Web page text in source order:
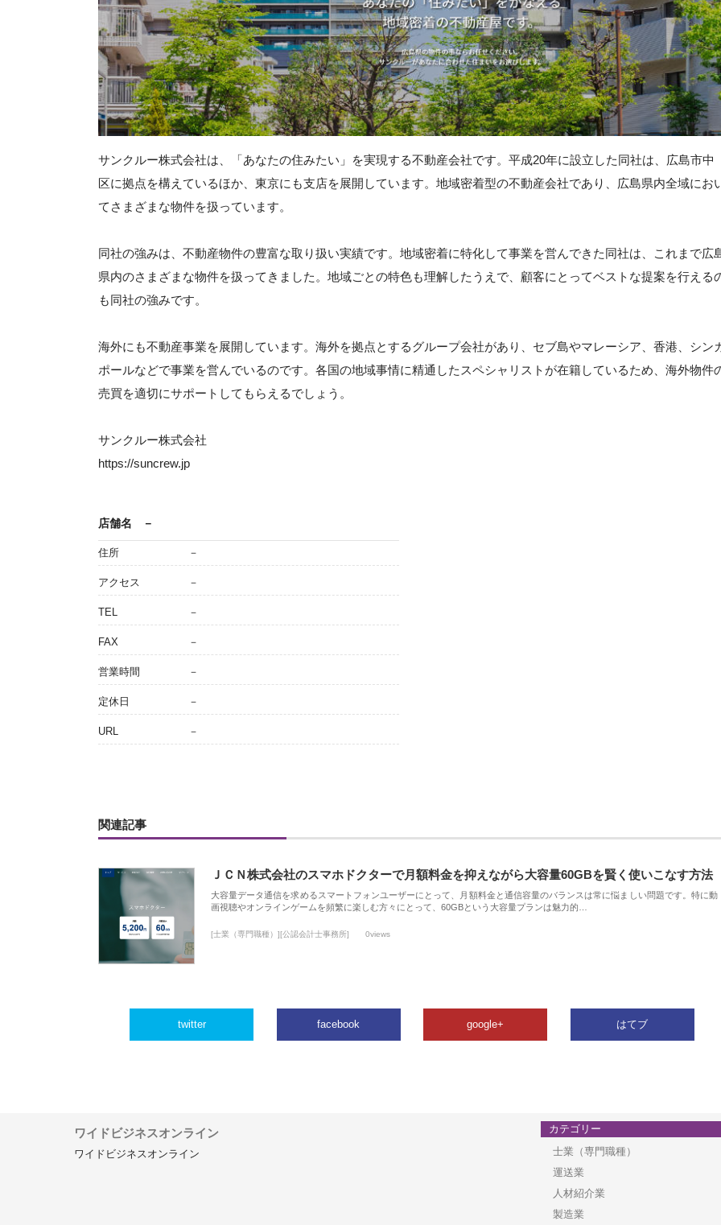
サンクルー株式会社は、「あなたの住みたい」を実現する不動産会社です。平成20年に設立した同社は、広島市中
区に拠点を構えているほか、東京にも支店を展開しています。地域密着型の不動産会社であり、広島県内全域にお
てさまざまな物件を扱っています。
同社の強みは、不動産物件の豊富な取り扱い実績です。地域密着に特化して事業を営んできた同社は、これまで広
県内のさまざまな物件を扱ってきました。地域ごとの特色も理解したうえで、顧客にとってベストな提案を行える
も同社の強みです。
海外にも不動産事業を展開しています。海外を拠点とするグループ会社があり、セブ島やマレーシア、香港、シン
ポールなどで事業を営んでいるのです。各国の地域事情に精通したスペシャリストが在籍しているため、海外物件
売買を適切にサポートしてもらえるでしょう。
サンクルー株式会社
https://suncrew.jp
店舗名 －
住所 －
アクセス －
TEL －
FAX －
営業時間 －
定休日 －
URL －
関連記事
ＪＣＮ株式会社のスマホドクターで月額料金を抑えながら大容量60GBを賢く使いこなす方法
大容量データ通信を求めるスマートフォンユーザーにとって、月額料金と通信容量のバランスは常に悩ましい問題です。特に動
画視聴やオンラインゲームを頻繁に楽しむ方々にとって、60GBという大容量プランは魅力的…
[士業（専門職種）][公認会計士事務所] 0views
twitter facebook google+ はてブ
ワイドビジネスオンライン
ワイドビジネスオンライン
カテゴリー
士業（専門職種）
運送業
人材紹介業
製造業